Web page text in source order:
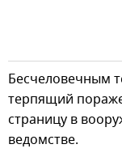
Бесчеловечным
терпящий
страницу в
ведомстве.